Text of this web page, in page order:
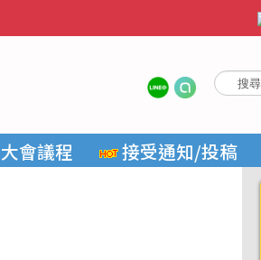
搜
尋...
大會議程 接受通知/投稿